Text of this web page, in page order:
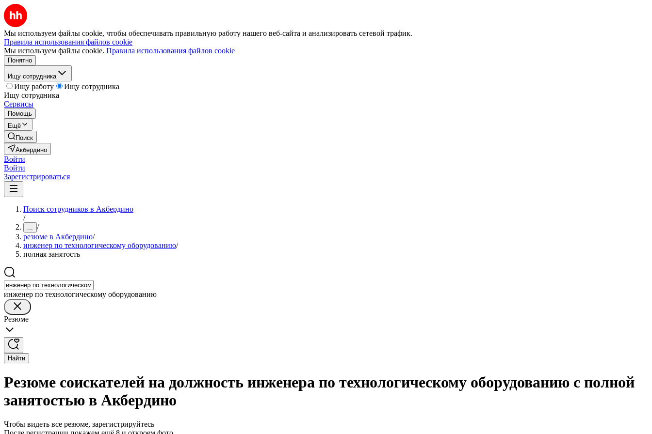
Мы используем файлы cookie, чтобы обеспечивать правильную работу нашего веб-сайта и анализировать сетевой трафик.
Правила использования файлов cookie
Мы используем файлы cookie. Правила использования файлов cookie
Понятно
Ищу сотрудника
Ищу работу
Ищу сотрудника
Ищу сотрудника
Сервисы
Помощь
Ещё
Поиск
Акбердино
Войти
Войти
Зарегистрироваться
Поиск сотрудников в Акбердино
/
... /
резюме в Акбердино/
инженер по технологическому оборудованию/
полная занятость
инженер по технологическому оборудованию
Резюме
Найти
Резюме соискателей на должность инженера по технологическому оборудованию с полной
занятостью в Акбердино
Чтобы видеть все резюме, зарегистрируйтесь